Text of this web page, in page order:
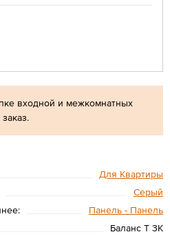
входной и межкомнатных
Для Квартиры
Серый
Панель - Панель
Баланс T 3К